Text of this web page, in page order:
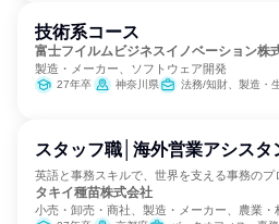
技術系コース
富士フイルムビジネスイノベーション株
製造・メーカー、ソフトウェア開発
27年卒 神奈川県 法務/知財、製造・
スタッフ職│海外営業アシスタ
英語と事務スキルで、世界を支える事務のプ
タキイ種苗株式会社
小売・卸売・商社、製造・メーカー、農業・